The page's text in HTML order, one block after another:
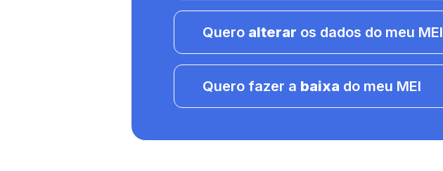
Quero alterar os dados do meu MEI
Quero fazer a baixa do meu MEI